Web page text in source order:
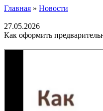
Главная » Новости
27.05.2026
Как оформить